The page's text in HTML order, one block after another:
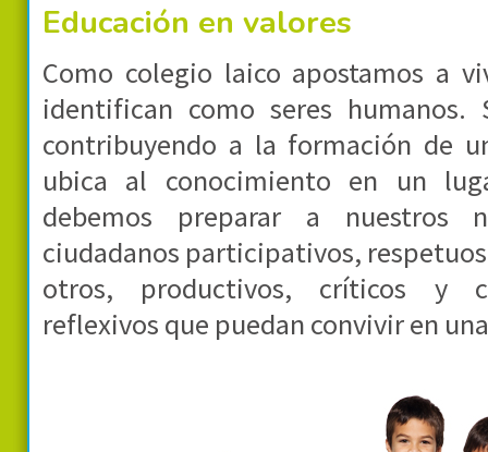
Educación en valores
Como colegio laico apostamos a
identifican como seres humanos.
contribuyendo a la formación de
ubica al conocimiento en un
debemos preparar a nuestros
ciudadanos participativos,
otros, productivos, críticos y
reflexivos que puedan convivir en